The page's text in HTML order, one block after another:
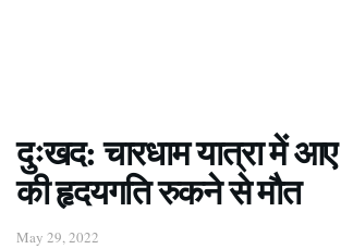
दुःखद: चारधाम यात्रा में
की हृदयगति रुकने से मौत
May 29, 2022